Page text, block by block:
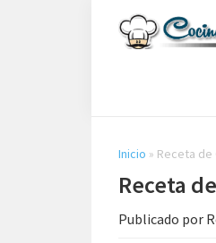
de
Comida
Peruana
Inicio » Receta de
Receta
Publicado por